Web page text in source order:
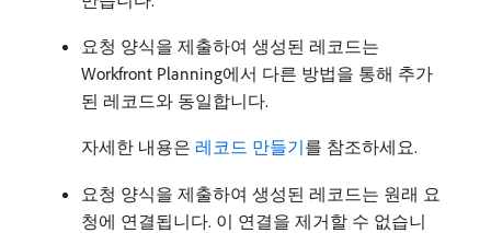
요청 양식을 제출하여 생성된 레코드는
Workfront Planning에서 다른 방법을 통해 추가
된 레코드와 동일합니다.
자세한 내용은 레코드 만들기를 참조하세요.
요청 양식을 제출하여 생성된 레코드는 원래 요
청에 연결됩니다. 이 연결을 제거할 수 없습니